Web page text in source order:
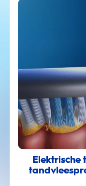
Elektrische